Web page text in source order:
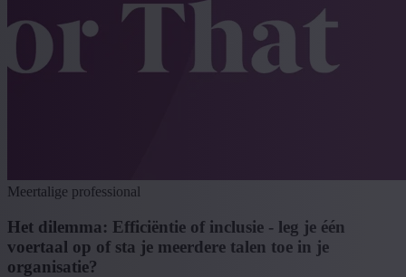
Meertalige professional
Het dilemma: Efficiëntie of inclusie - leg je één
voertaal op of sta je meerdere talen toe in je
organisatie?